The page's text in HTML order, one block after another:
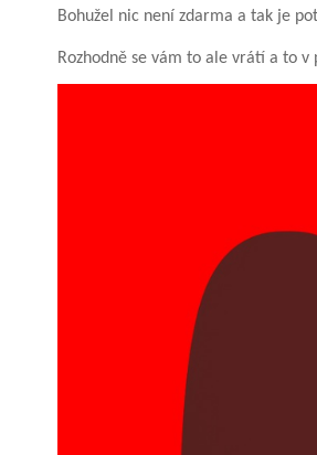
Bohužel nic není zdarma a tak je
Rozhodně se vám to ale vrátí a to v